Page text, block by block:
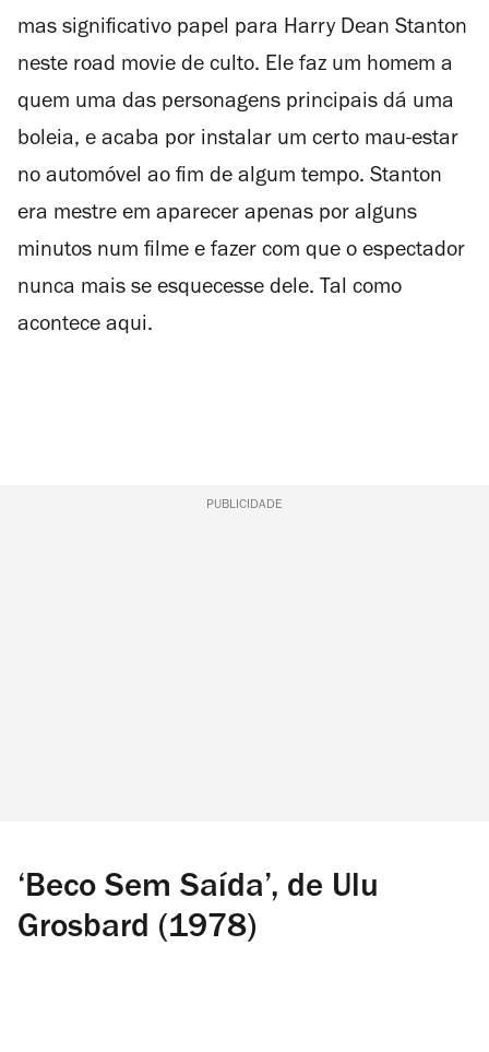
mas significativo papel para Harry Dean Stanton
neste road movie de culto. Ele faz um homem a
quem uma das personagens principais dá uma
boleia, e acaba por instalar um certo mau-estar
no automóvel ao fim de algum tempo. Stanton
era mestre em aparecer apenas por alguns
minutos num filme e fazer com que o espectador
nunca mais se esquecesse dele. Tal como
acontece aqui.
PUBLICIDADE
‘Beco Sem Saída’, de Ulu
Grosbard (1978)